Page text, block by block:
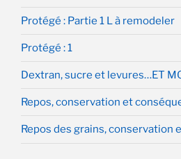
Protégé : Partie 1 L à remodeler
Protégé : 1
Dextran, sucre et levures…ET
Repos, conservation et
Repos des grains, conservation